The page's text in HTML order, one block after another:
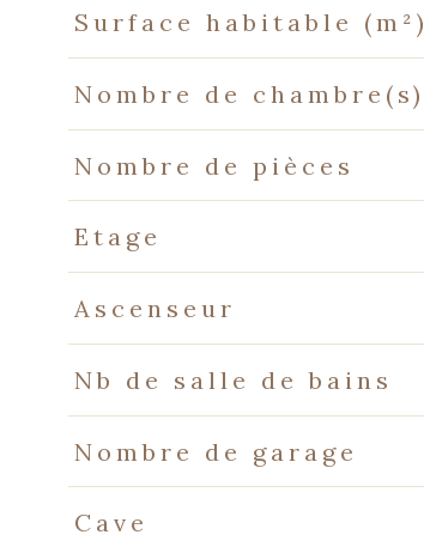
Surface habitable (m²)
Nombre de chambre(s)
Nombre de pièces
Etage
Ascenseur
Nb de salle de bains
Nombre de garage
Cave